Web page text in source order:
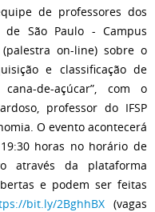
de professores dos
São Paulo - Campus
on-line) sobre o
e classificação de
de-açúcar”, com o
professor do IFSP
O evento acontecerá
horas no horário de
através da plataforma
e podem ser feitas
bit.ly/2BghhBX (vagas